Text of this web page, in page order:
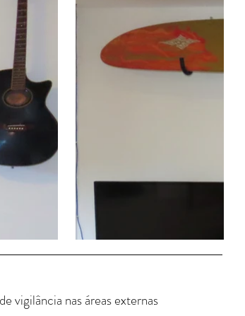
vigilância nas áreas externas